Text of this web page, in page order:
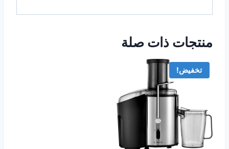
منتجات ذات صلة
تخفيض!